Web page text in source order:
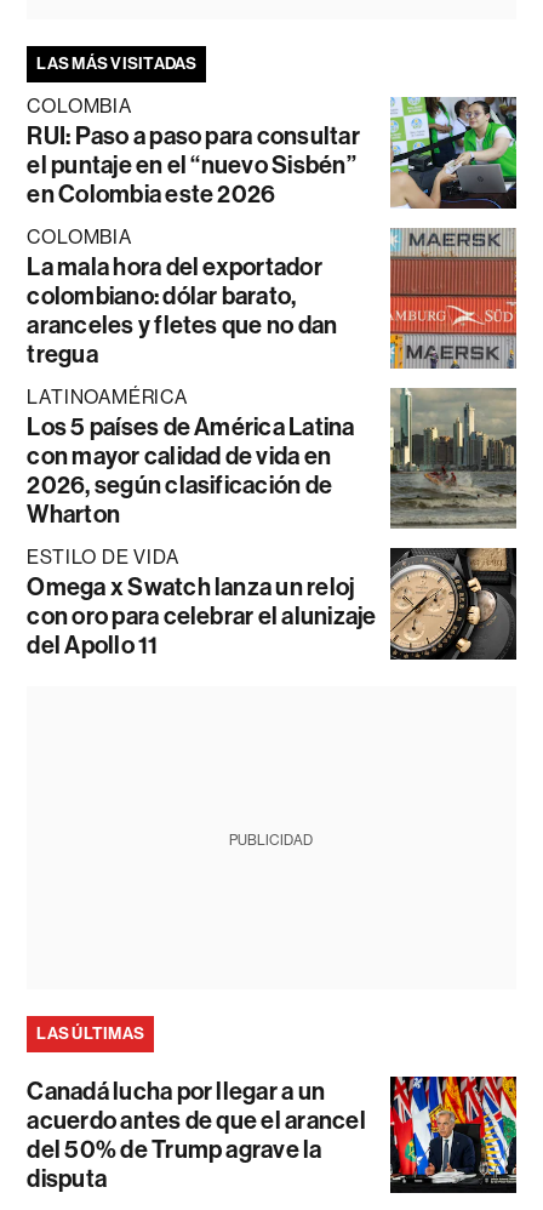
LAS MÁS VISITADAS
COLOMBIA
RUI: Paso a paso para consultar
el puntaje en el “nuevo Sisbén”
en Colombia este 2026
COLOMBIA
La mala hora del exportador
colombiano: dólar barato,
aranceles y fletes que no dan
tregua
LATINOAMÉRICA
Los 5 países de América Latina
con mayor calidad de vida en
2026, según clasificación de
Wharton
ESTILO DE VIDA
Omega x Swatch lanza un reloj
con oro para celebrar el alunizaje
del Apollo 11
PUBLICIDAD
LAS ÚLTIMAS
Canadá lucha por llegar a un
acuerdo antes de que el arancel
del 50% de Trump agrave la
disputa